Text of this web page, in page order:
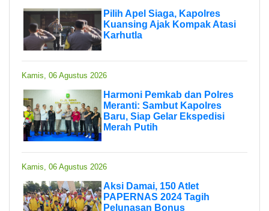
Pilih Apel Siaga, Kapolres
Kuansing Ajak Kompak Atasi
Karhutla
Kamis, 06 Agustus 2026
Harmoni Pemkab dan Polres
Meranti: Sambut Kapolres
Baru, Siap Gelar Ekspedisi
Merah Putih
Kamis, 06 Agustus 2026
Aksi Damai, 150 Atlet
PAPERNAS 2024 Tagih
Pelunasan Bonus